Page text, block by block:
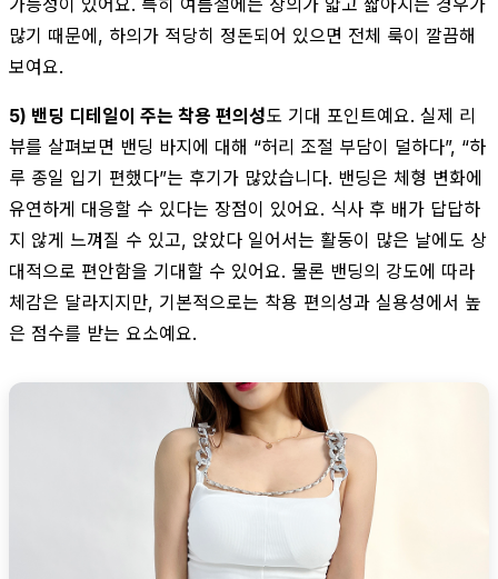
가능성이 있어요. 특히 여름철에는 상의가 얇고 짧아지는 경우가
많기 때문에, 하의가 적당히 정돈되어 있으면 전체 룩이 깔끔해
보여요.
5) 밴딩 디테일이 주는 착용 편의성도 기대 포인트예요. 실제 리
뷰를 살펴보면 밴딩 바지에 대해 “허리 조절 부담이 덜하다”, “하
루 종일 입기 편했다”는 후기가 많았습니다. 밴딩은 체형 변화에
유연하게 대응할 수 있다는 장점이 있어요. 식사 후 배가 답답하
지 않게 느껴질 수 있고, 앉았다 일어서는 활동이 많은 날에도 상
대적으로 편안함을 기대할 수 있어요. 물론 밴딩의 강도에 따라
체감은 달라지지만, 기본적으로는 착용 편의성과 실용성에서 높
은 점수를 받는 요소예요.